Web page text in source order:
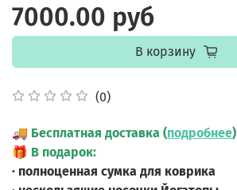
(0)
7000.00 руб
В корзину
🚚 Бесплатная доставка (подробнее)
🎁 В подарок:
· полноценная сумка для коврика